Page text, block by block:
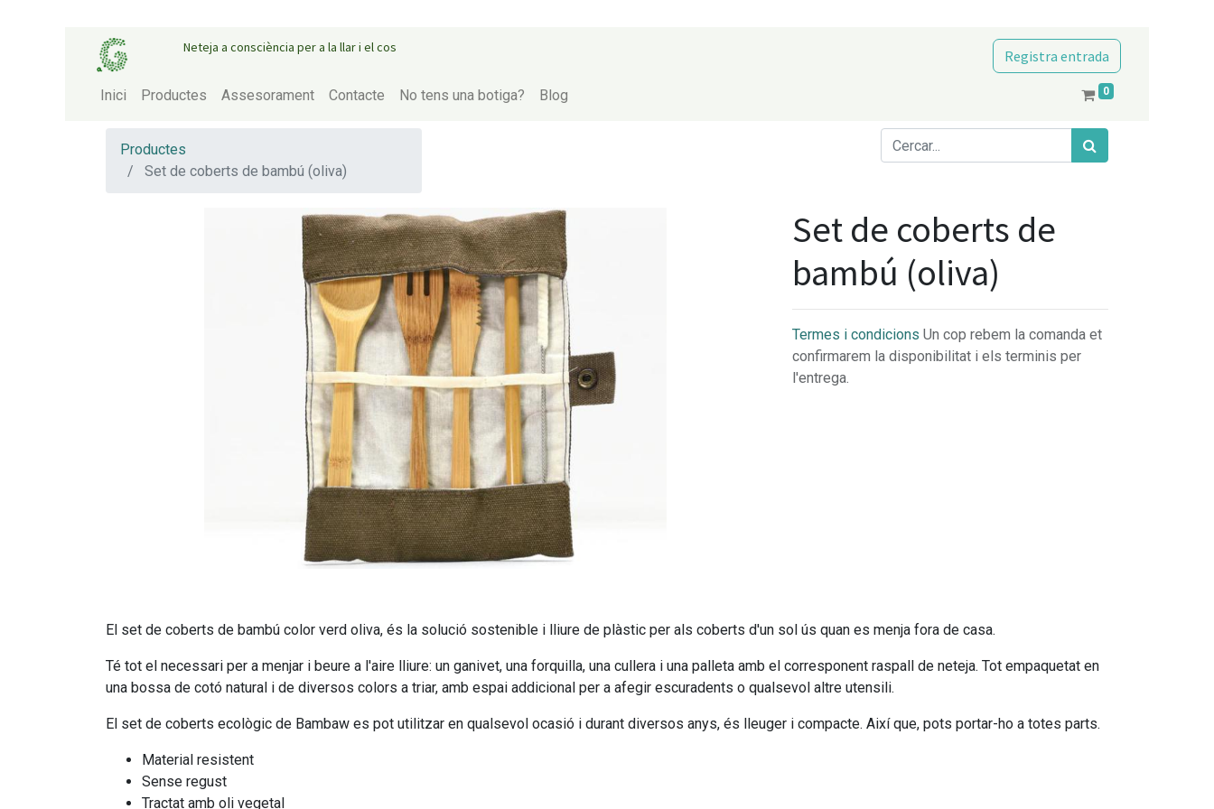
Neteja a consciència per a la llar i el cos Registra entrada
Inici Productes Assesorament Contacte No tens una botiga? Blog 0
Productes
Set de coberts de bambú (oliva)
Set de coberts de
bambú (oliva)
Termes i condicions Un cop rebem la comanda et
confirmarem la disponibilitat i els terminis per
l'entrega.
El set de coberts de bambú color verd oliva, és la solució sostenible i lliure de plàstic per als coberts d'un sol ús quan es menja fora de casa.
Té tot el necessari per a menjar i beure a l'aire lliure: un ganivet, una forquilla, una cullera i una palleta amb el corresponent raspall de neteja. Tot empaquetat en
una bossa de cotó natural i de diversos colors a triar, amb espai addicional per a afegir escuradents o qualsevol altre utensili.
El set de coberts ecològic de Bambaw es pot utilitzar en qualsevol ocasió i durant diversos anys, és lleuger i compacte. Així que, pots portar-ho a totes parts.
Material resistent
Sense regust
Tractat amb oli vegetal